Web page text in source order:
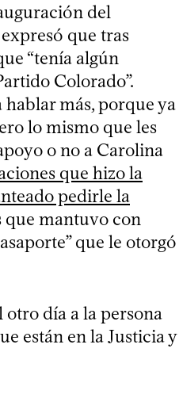
del
que tras
“tenía algún
Colorado”.
más, porque ya
lo mismo que les
o no a Carolina
que hizo la
pedirle la
que mantuvo con
que le otorgó
otro día a la persona
están en la Justicia y